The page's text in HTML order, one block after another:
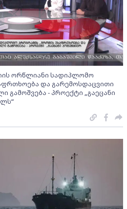
ორწლიანი სადიპლომო
და გარემოსდაცვითი
გამოშვება - პროექტი „გაეცანი